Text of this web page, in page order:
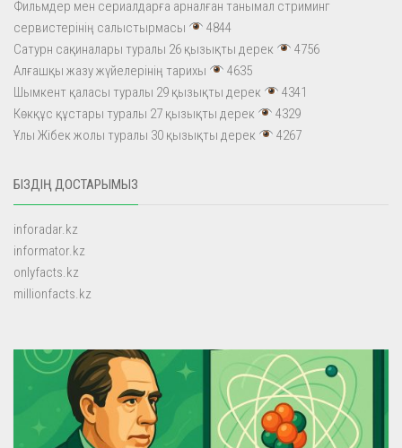
Фильмдер мен сериалдарға арналған танымал стриминг
сервистерінің салыстырмасы
4844
Сатурн сақиналары туралы 26 қызықты дерек
4756
Алғашқы жазу жүйелерінің тарихы
4635
Шымкент қаласы туралы 29 қызықты дерек
4341
Көкқұс құстары туралы 27 қызықты дерек
4329
Ұлы Жібек жолы туралы 30 қызықты дерек
4267
БІЗДІҢ ДОСТАРЫМЫЗ
inforadar.kz
informator.kz
onlyfacts.kz
millionfacts.kz